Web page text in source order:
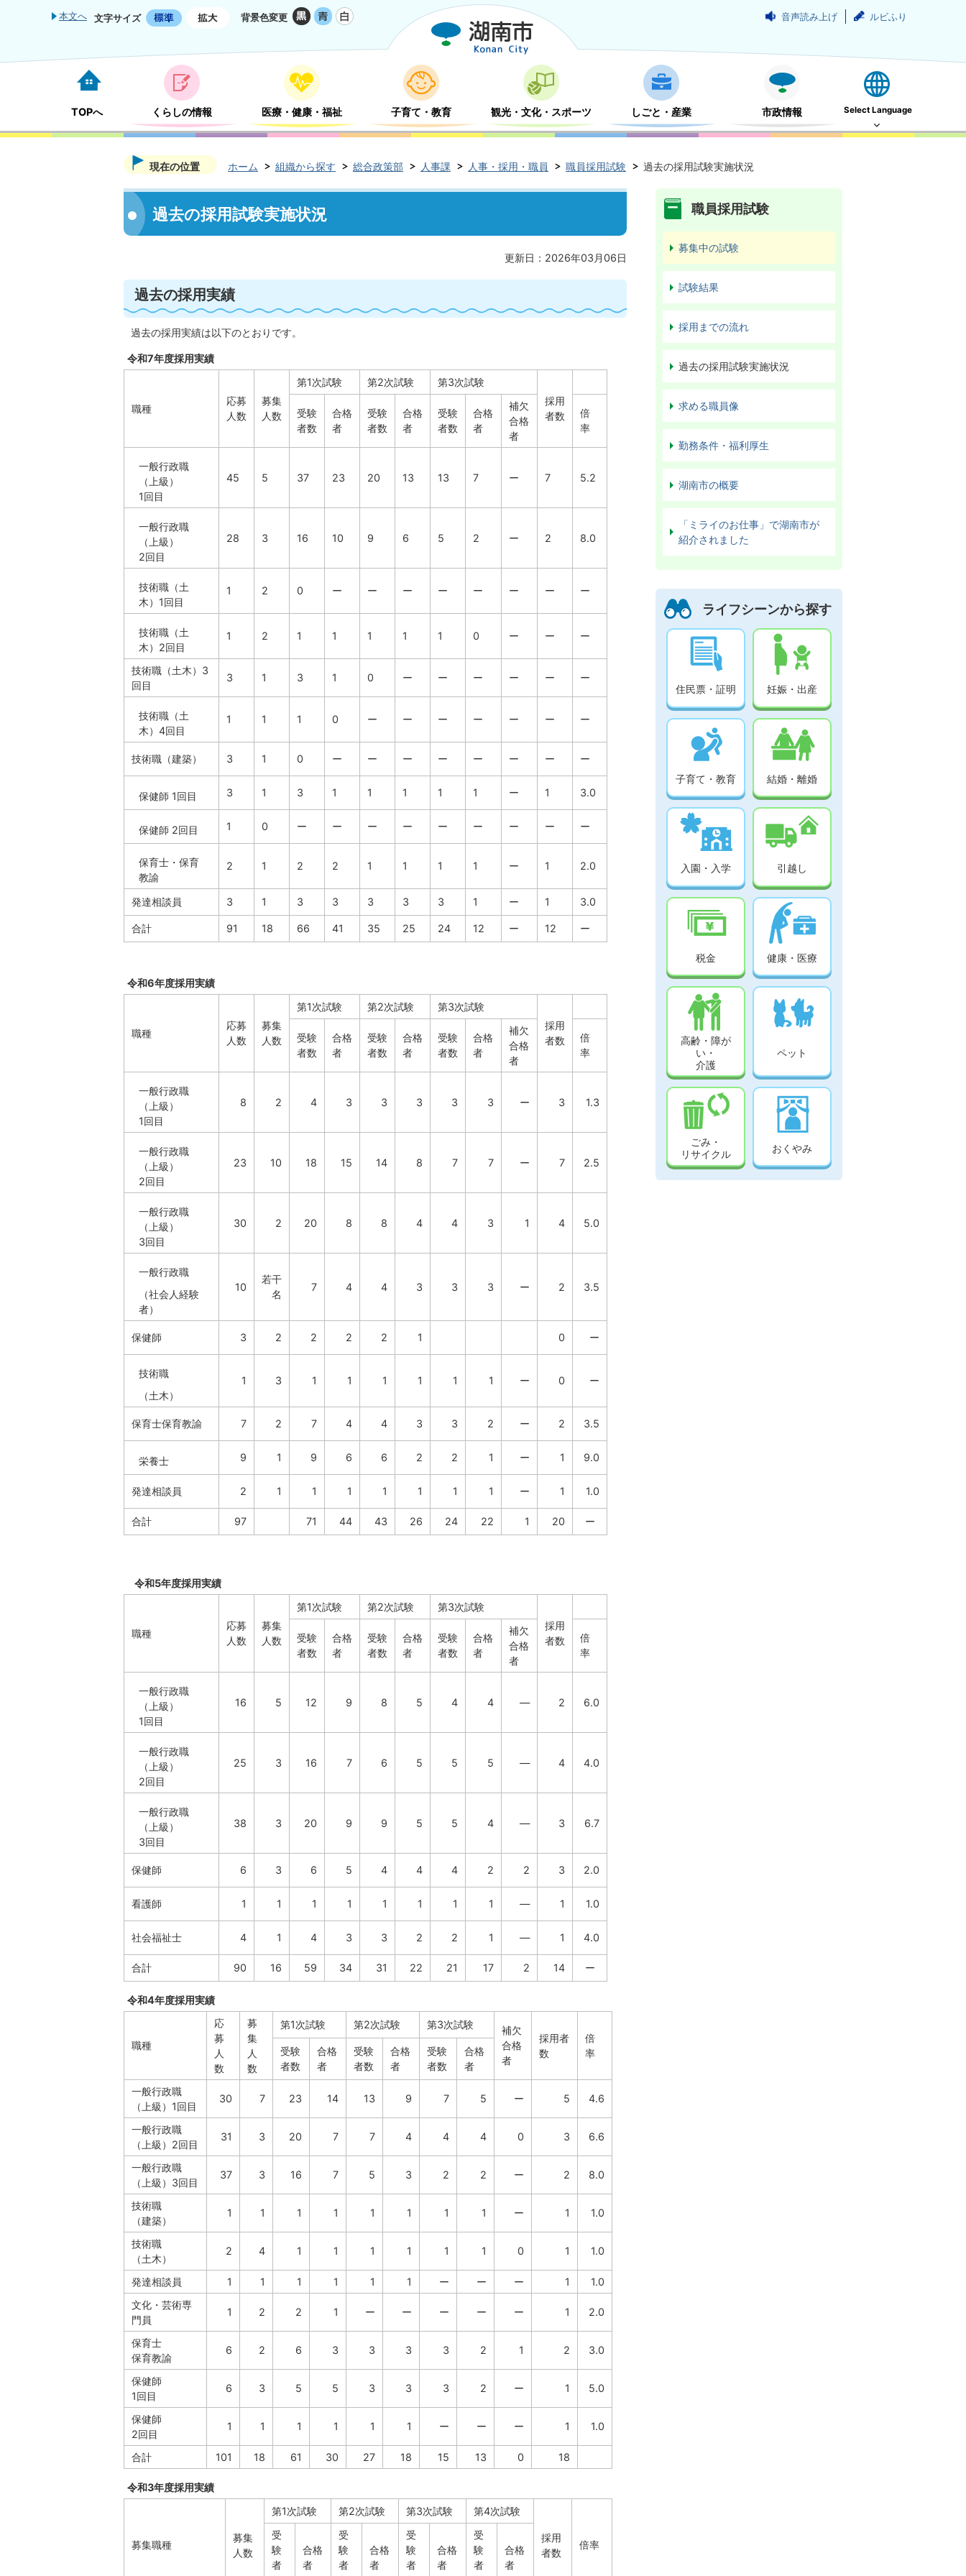
本文へ 文字サイズ 背景色変更 音声読み上げ ルビふり
TOPへ くらしの情報 医療・健康・福祉 子育て・教育 観光・文化・スポーツ しごと・産業 市政情報 Select Language
現在の位置 ホーム 組織から探す 総合政策部 人事課 人事・採用・職員 職員採用試験 過去の採用試験実施状況
過去の採用試験実施状況
更新日：2026年03月06日
過去の採用実績
過去の採用実績は以下のとおりです。
令和7年度採用実績
職種
応募
人数
募集
人数
第1次試験 第2次試験
第3次試験
採用
者数
受験
者数
合格
者
受験
者数
合格
者
受験
者数
合格
者
補欠
合格
者
倍
率
一般行政職
（上級）
1回目
45 5 37 23 20 13 13 7 ー 7 5.2
一般行政職
（上級）
2回目
28 3 16 10 9 6 5 2 ー 2 8.0
技術職（土
木）1回目
1 2 0 ー ー ー ー ー ー ー ー
技術職（土
木）2回目
1 2 1 1 1 1 1 0 ー ー ー
技術職（土木）3
回目
3 1 3 1 0 ー ー ー ー ー ー
技術職（土
木）4回目
1 1 1 0 ー ー ー ー ー ー ー
技術職（建築） 3 1 0 ー ー ー ー ー ー ー ー
保健師 1回目 3 1 3 1 1 1 1 1 ー 1 3.0
保健師 2回目 1 0 ー ー ー ー ー ー ー ー ー
保育士・保育
教諭
2 1 2 2 1 1 1 1 ー 1 2.0
発達相談員 3 1 3 3 3 3 3 1 ー 1 3.0
合計 91 18 66 41 35 25 24 12 ー 12 ー
令和6年度採用実績
職種
応募
人数
募集
人数
第1次試験 第2次試験
第3次試験
採用
者数
受験
者数
合格
者
受験
者数
合格
者
受験
者数
合格
者
補欠
合格
者
倍
率
一般行政職
（上級）
1回目
8 2 4 3 3 3 3 3 ー 3 1.3
一般行政職
（上級）
2回目
23 10 18 15 14 8 7 7 ー 7 2.5
一般行政職
（上級）
3回目
30 2 20 8 8 4 4 3 1 4 5.0
一般行政職
（社会人経験
者）
10
若干
名
7 4 4 3 3 3 ー 2 3.5
保健師 3 2 2 2 2 1 0 ー
技術職
（土木）
1 3 1 1 1 1 1 1 ー 0 ー
保育士保育教諭 7 2 7 4 4 3 3 2 ー 2 3.5
栄養士 9 1 9 6 6 2 2 1 ー 1 9.0
発達相談員 2 1 1 1 1 1 1 1 ー 1 1.0
合計 97 71 44 43 26 24 22 1 20 ー
令和5年度採用実績
職種
応募
人数
募集
人数
第1次試験 第2次試験
第3次試験
採用
者数
受験
者数
合格
者
受験
者数
合格
者
受験
者数
合格
者
補欠
合格
者
倍
率
一般行政職
（上級）
1回目
16 5 12 9 8 5 4 4 ― 2 6.0
一般行政職
（上級）
2回目
25 3 16 7 6 5 5 5 ― 4 4.0
一般行政職
（上級）
3回目
38 3 20 9 9 5 5 4 ― 3 6.7
保健師 6 3 6 5 4 4 4 2 2 3 2.0
看護師 1 1 1 1 1 1 1 1 ― 1 1.0
社会福祉士 4 1 4 3 3 2 2 1 ― 1 4.0
合計 90 16 59 34 31 22 21 17 2 14 ー
令和4年度採用実績
職種
応
募
人
数
募
集
人
数
第1次試験 第2次試験 第3次試験
補欠
合格
者
採用者
数
倍
率
受験
者数
合格
者
受験
者数
合格
者
受験
者数
合格
者
一般行政職
（上級）1回目
30 7 23 14 13 9 7 5 ー 5 4.6
一般行政職
（上級）2回目
31 3 20 7 7 4 4 4 0 3 6.6
一般行政職
（上級）3回目
37 3 16 7 5 3 2 2 ー 2 8.0
技術職
（建築）
1 1 1 1 1 1 1 1 ー 1 1.0
技術職
（土木）
2 4 1 1 1 1 1 1 0 1 1.0
発達相談員 1 1 1 1 1 1 ー ー ー 1
1.0
文化・芸術専
門員
1 2 2 1 ー ー ー ー ー 1 2.0
保育士
保育教諭
6 2 6 3 3 3 3 2 1 2 3.0
保健師
1回目
6 3 5 5 3 3 3 2 ー 1 5.0
保健師
2回目
1 1 1 1 1 1 ー ー ー 1 1.0
合計 101 18 61 30 27 18 15 13 0 18
令和3年度採用実績
募集職種
募集
人数
第1次試験 第2次試験 第3次試験 第4次試験
採用
者数
倍率
受
験
者
合格
者
受
験
者
合格
者
受
験
者
合格
者
受
験
者
合格
者
職員採用試験
募集中の試験
試験結果
採用までの流れ
過去の採用試験実施状況
求める職員像
勤務条件・福利厚生
湖南市の概要
「ミライのお仕事」で湖南市が
紹介されました
ライフシーンから探す
住民票・証明 妊娠・出産
子育て・教育 結婚・離婚
入園・入学 引越し
税金 健康・医療
高齢・障が
い・
介護
ペット
ごみ・
リサイクル
おくやみ